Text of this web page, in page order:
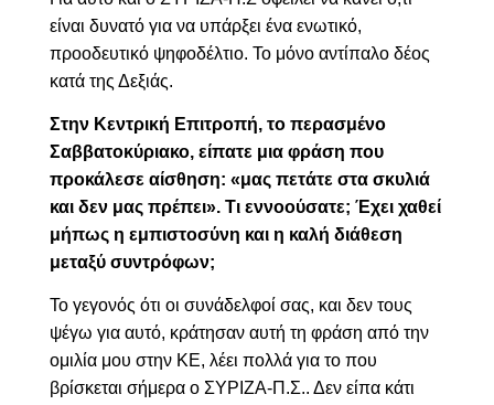
είναι δυνατό για να υπάρξει ένα ενωτικό,
προοδευτικό ψηφοδέλτιο. Το μόνο αντίπαλο δέος
κατά της Δεξιάς.
Στην Κεντρική Επιτροπή, το περασμένο
Σαββατοκύριακο, είπατε μια φράση που
προκάλεσε αίσθηση: «μας πετάτε στα σκυλιά
και δεν μας πρέπει». Τι εννοούσατε; Έχει χαθεί
μήπως η εμπιστοσύνη και η καλή διάθεση
μεταξύ συντρόφων;
Το γεγονός ότι οι συνάδελφοί σας, και δεν τους
ψέγω για αυτό, κράτησαν αυτή τη φράση από την
ομιλία μου στην ΚΕ, λέει πολλά για το που
βρίσκεται σήμερα ο ΣΥΡΙΖΑ-Π.Σ.. Δεν είπα κάτι